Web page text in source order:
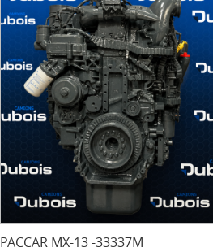
PACCAR MX-13 -33337M